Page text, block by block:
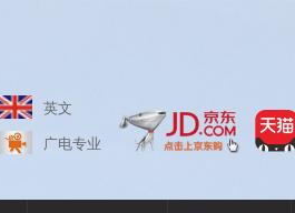
英文
广电专业